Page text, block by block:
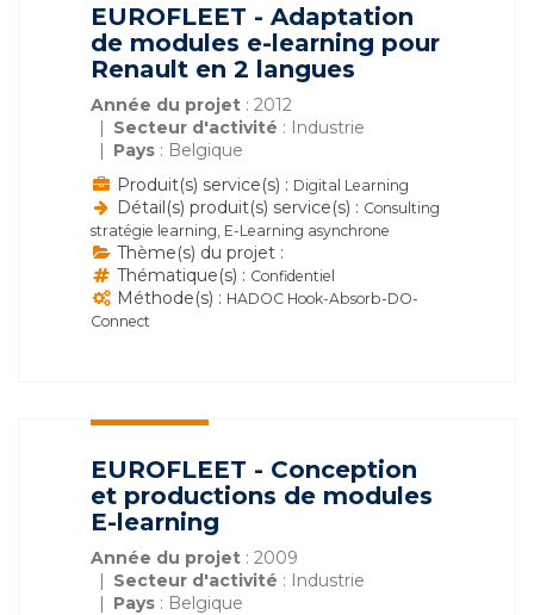
EUROFLEET - Adaptation
de modules e-learning pour
Renault en 2 langues
Année du projet : 2012
Secteur d'activité : Industrie
Pays : Belgique
Produit(s) service(s) : Digital Learning
Détail(s) produit(s) service(s) : Consulting
stratégie learning, E-Learning asynchrone
Thème(s) du projet :
Thématique(s) : Confidentiel
Méthode(s) : HADOC Hook-Absorb-DO-
Connect
EUROFLEET - Conception
et productions de modules
E-learning
Année du projet : 2009
Secteur d'activité : Industrie
Pays : Belgique